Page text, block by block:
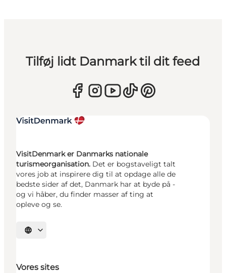
Tilføj lidt Danmark til dit feed
VisitDenmark er Danmarks nationale
turismeorganisation. Det er bogstaveligt talt
vores job at inspirere dig til at opdage alle de
bedste sider af det, Danmark har at byde på -
og vi håber, du finder masser af ting at
opleve og se.
Vælg sprog
Vores sites